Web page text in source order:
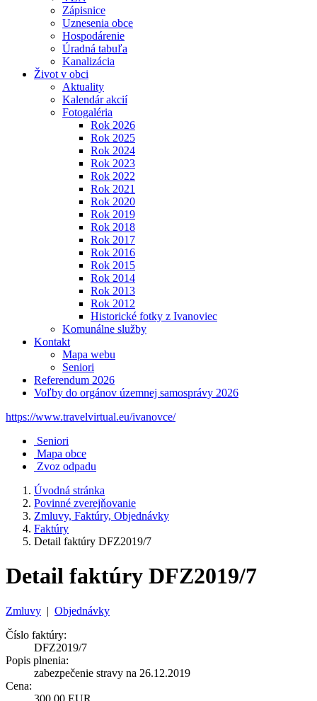
Zápisnice
Uznesenia obce
Hospodárenie
Úradná tabuľa
Kanalizácia
Život v obci
Aktuality
Kalendár akcií
Fotogaléria
Rok 2026
Rok 2025
Rok 2024
Rok 2023
Rok 2022
Rok 2021
Rok 2020
Rok 2019
Rok 2018
Rok 2017
Rok 2016
Rok 2015
Rok 2014
Rok 2013
Rok 2012
Historické fotky z Ivanoviec
Komunálne služby
Kontakt
Mapa webu
Seniori
Referendum 2026
Voľby do orgánov územnej samosprávy 2026
https://www.travelvirtual.eu/ivanovce/
Seniori
Mapa obce
Zvoz odpadu
Úvodná stránka
Povinné zverejňovanie
Zmluvy, Faktúry, Objednávky
Faktúry
Detail faktúry DFZ2019/7
Detail faktúry DFZ2019/7
Zmluvy | Objednávky
Číslo faktúry:
DFZ2019/7
Popis plnenia:
zabezpečenie stravy na 26.12.2019
Cena:
300,00 EUR